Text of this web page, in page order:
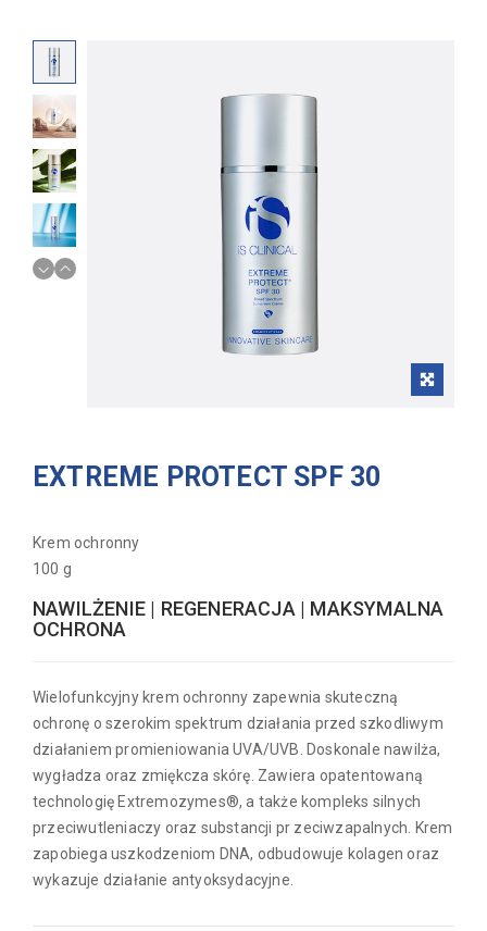
EXTREME PROTECT SPF 30
Krem ochronny
100 g
NAWILŻENIE | REGENERACJA | MAKSYMALNA
OCHRONA
Wielofunkcyjny krem ochronny zapewnia skuteczną
ochronę o szerokim spektrum działania przed szkodliwym
działaniem promieniowania UVA/UVB. Doskonale nawilża,
wygładza oraz zmiękcza skórę. Zawiera opatentowaną
technologię Extremozymes®, a także kompleks silnych
przeciwutleniaczy oraz substancji pr zeciwzapalnych. Krem
zapobiega uszkodzeniom DNA, odbudowuje kolagen oraz
wykazuje działanie antyoksydacyjne.